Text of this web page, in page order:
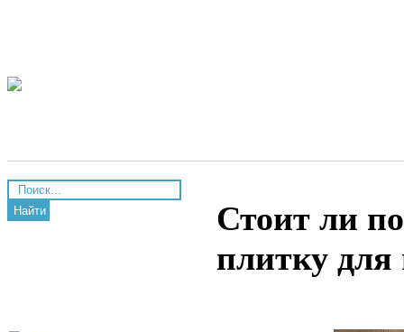
Найти
Стоит ли
плитку для